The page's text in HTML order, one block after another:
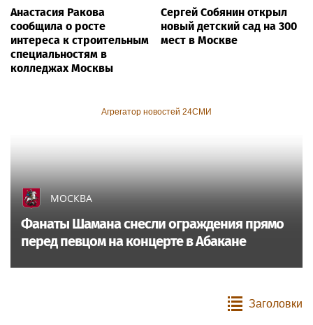
Анастасия Ракова
сообщила о росте
интереса к строительным
специальностям в
колледжах Москвы
Сергей Собянин открыл
новый детский сад на 300
мест в Москве
Агрегатор новостей 24СМИ
МОСКВА
Фанаты Шамана снесли ограждения прямо
перед певцом на концерте в Абакане
Заголовки